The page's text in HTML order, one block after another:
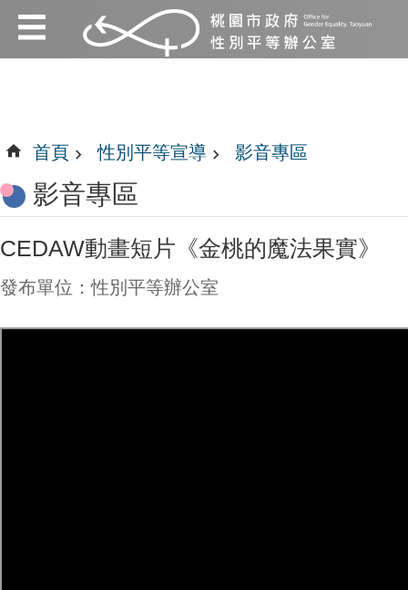
跳到主要內容區塊
:::
:::
首頁 性別平等宣導 影音專區
影音專區
CEDAW動畫短片《金桃的魔法果實》
發布單位：性別平等辦公室